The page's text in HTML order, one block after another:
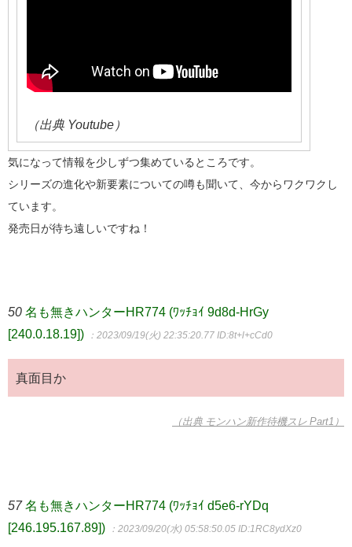
（出典 Youtube）
気になって情報を少しずつ集めているところです。
シリーズの進化や新要素についての噂も聞いて、今からワクワクし
ています。
発売日が待ち遠しいですね！
50 名も無きハンターHR774 (ﾜｯﾁｮｲ 9d8d-HrGy
[240.0.18.19])
：2023/09/19(火) 22:35:20.77 ID:8t+l+cCd0
真面目か
（出典 モンハン新作待機スレ Part1）
57 名も無きハンターHR774 (ﾜｯﾁｮｲ d5e6-rYDq
[246.195.167.89])
：2023/09/20(水) 05:58:50.05 ID:1RC8ydXz0